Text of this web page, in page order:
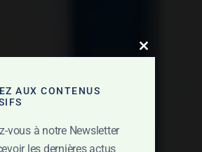
AUX CONTENUS
vous à notre Newsletter
les dernières actus